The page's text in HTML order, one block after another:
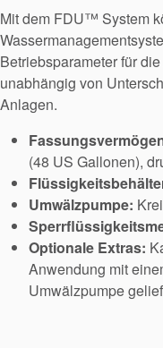
Mit dem FDU™ System
Betriebsparameter für
unabhängig von
Anlagen.
(48 US Gallonen),
Umwälzpumpe:
Optionale Extras:
Anwendung mit
Umwälzpumpe